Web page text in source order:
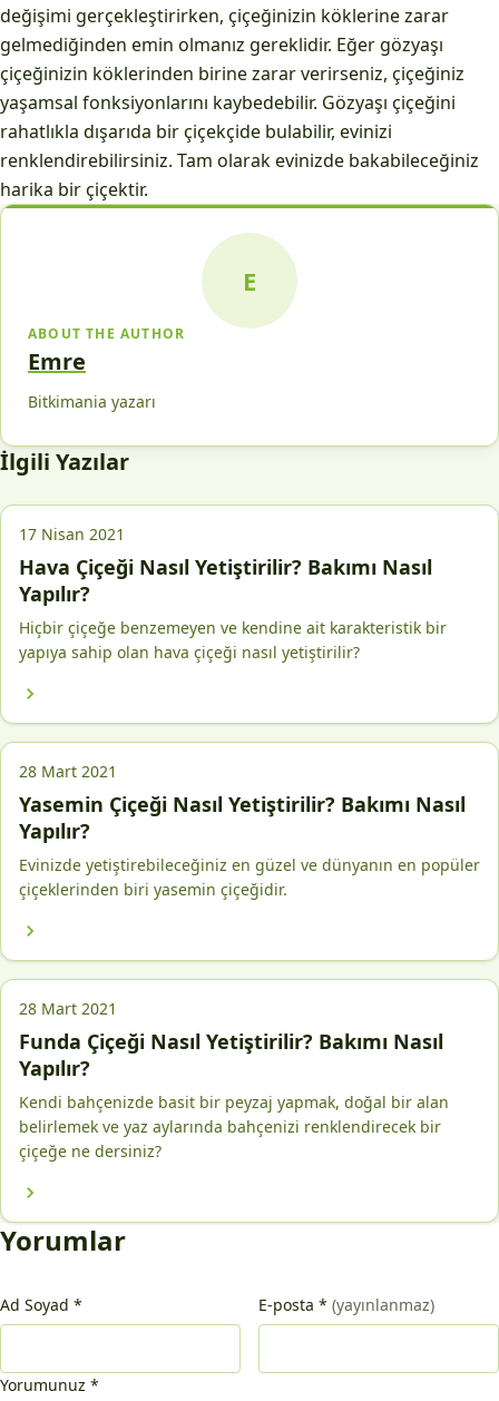
değişimi gerçekleştirirken, çiçeğinizin köklerine zarar
gelmediğinden emin olmanız gereklidir. Eğer gözyaşı
çiçeğinizin köklerinden birine zarar verirseniz, çiçeğiniz
yaşamsal fonksiyonlarını kaybedebilir. Gözyaşı çiçeğini
rahatlıkla dışarıda bir çiçekçide bulabilir, evinizi
renklendirebilirsiniz. Tam olarak evinizde bakabileceğiniz
harika bir çiçektir.
E
ABOUT THE AUTHOR
Emre
Bitkimania yazarı
İlgili Yazılar
17 Nisan 2021
Hava Çiçeği Nasıl Yetiştirilir? Bakımı Nasıl
Yapılır?
Hiçbir çiçeğe benzemeyen ve kendine ait karakteristik bir
yapıya sahip olan hava çiçeği nasıl yetiştirilir?
28 Mart 2021
Yasemin Çiçeği Nasıl Yetiştirilir? Bakımı Nasıl
Yapılır?
Evinizde yetiştirebileceğiniz en güzel ve dünyanın en popüler
çiçeklerinden biri yasemin çiçeğidir.
28 Mart 2021
Funda Çiçeği Nasıl Yetiştirilir? Bakımı Nasıl
Yapılır?
Kendi bahçenizde basit bir peyzaj yapmak, doğal bir alan
belirlemek ve yaz aylarında bahçenizi renklendirecek bir
çiçeğe ne dersiniz?
Yorumlar
Ad Soyad * E-posta * (yayınlanmaz)
Yorumunuz *